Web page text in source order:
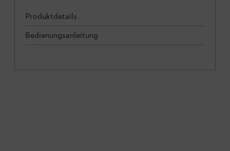
Produktdetails
Bedienungsanleitung